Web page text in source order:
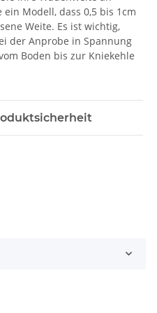
Modell, dass 0,5 bis 1cm
Weite. Es ist wichtig,
der Anprobe in Spannung
Boden bis zur Kniekehle